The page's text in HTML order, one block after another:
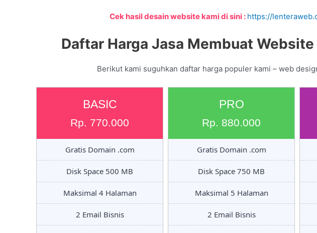
Cek hasil desain website kami di sini : https://
Daftar Harga Jasa Membuat
Berikut kami suguhkan daftar harga populer kami – web
BASIC
Rp. 770.000
Gratis Domain .com
Disk Space 500 MB
Maksimal 4 Halaman
2 Email Bisnis
PRO
Rp. 880.000
Gratis Domain .com
Disk Space 750 MB
Maksimal 5 Halaman
2 Email Bisnis